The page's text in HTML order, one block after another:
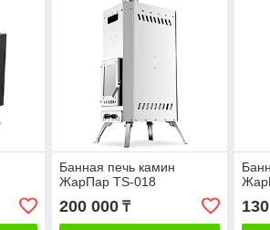
Банная печь камин
ЖарПар TS-018
200 000₸